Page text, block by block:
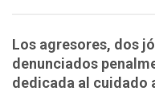
Los agresores, dos
denunciados
dedicada al cuidado